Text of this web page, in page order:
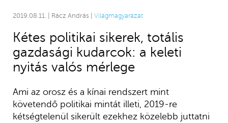
2019.08.11. | Rácz András | Világmagyarázat
Kétes politikai sikerek, totális
gazdasági kudarcok: a keleti
nyitás valós mérlege
Ami az orosz és a kínai rendszert mint
követendő politikai mintát illeti, 2019-re
kétségtelenül sikerült ezekhez közelebb juttatni